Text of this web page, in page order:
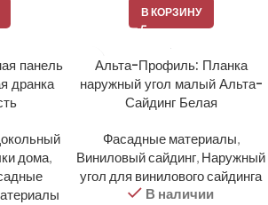
В КОРЗИНУ
панель
дранка
дома,
Альта-Профиль: Планка
наружный угол малый Альта-
Сайдинг Белая
Фасадные материалы,
Виниловый сайдинг, Наружный
угол для винилового сайдинга
В наличии